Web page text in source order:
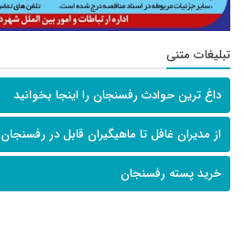
تبلیغات متنی
داغ ترین حوادث رفسنجان را اینجا بخوانید
از مدیران غافل تا ماهیگیران قابل در رفسنجان
خرید پسته رفسنجان